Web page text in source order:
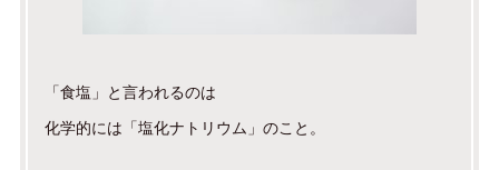
「食塩」と言われるのは
化学的には「塩化ナトリウム」のこと。